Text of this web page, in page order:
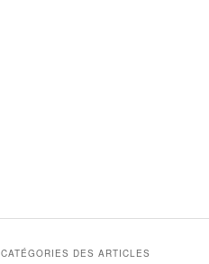
CATÉGORIES DES ARTICLES